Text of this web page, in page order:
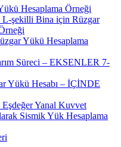
Hesaplama Örneği
şekilli Bina için Rüzgar
Yükü Hesaplama
Süreci – EKSENLER 7-
Yükü Hesabı – İÇİNDE
Yanal Kuvvet
Sismik Yük Hesaplama